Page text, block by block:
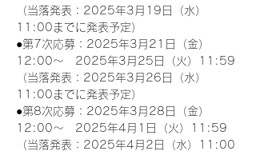
（当落発表：2025年3月19日（水）
11:00までに発表予定）
●第7次応募：2025年3月21日（金）
12:00～　2025年3月25日（火）11:59
（当落発表：2025年3月26日（水）
11:00までに発表予定）
●第8次応募：2025年3月28日（金）
12:00～　2025年4月1日（火）11:59
（当落発表：2025年4月2日（水）11:00